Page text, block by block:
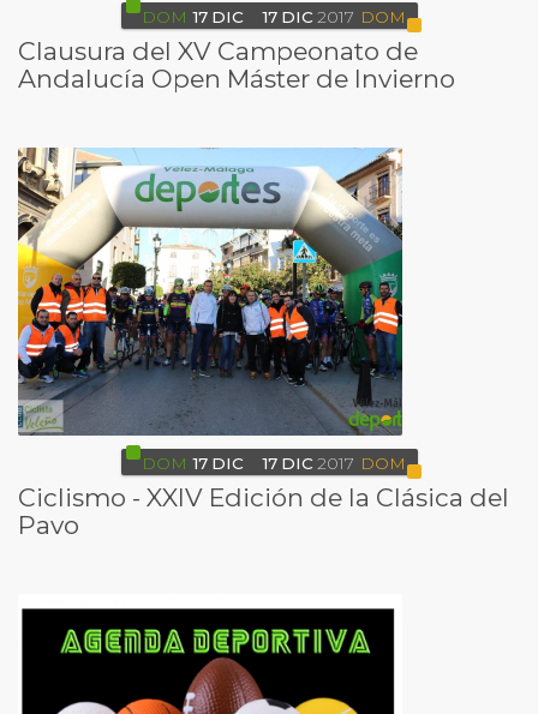
DOM 17 DIC 17 DIC 2017 DOM
Clausura del XV Campeonato de
Andalucía Open Máster de Invierno
DOM 17 DIC 17 DIC 2017 DOM
Ciclismo - XXIV Edición de la Clásica del
Pavo